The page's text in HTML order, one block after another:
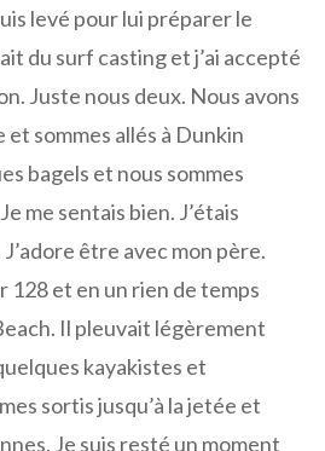
levé pour lui préparer le
du surf casting et j’ai accepté
Juste nous deux. Nous avons
sommes allés à Dunkin
bagels et nous sommes
me sentais bien. J’étais
être avec mon père.
128 et en un rien de temps
Il pleuvait légèrement
kayakistes et
sortis jusqu’à la jetée et
Je suis resté un moment